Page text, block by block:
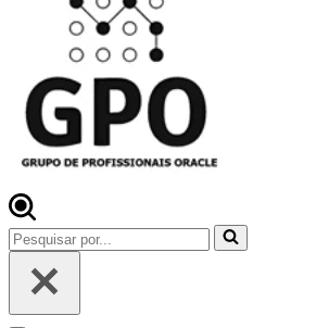
Pesquisar
por...